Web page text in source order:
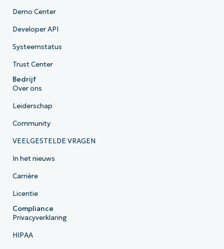
Demo Center
Developer API
Systeemstatus
Trust Center
Bedrijf
Over ons
Leiderschap
Community
VEELGESTELDE VRAGEN
In het nieuws
Carrière
Licentie
Compliance
Privacyverklaring
HIPAA